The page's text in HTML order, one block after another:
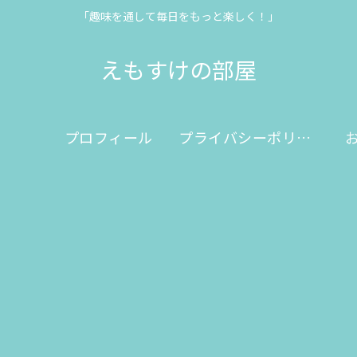
「趣味を通して毎日をもっと楽しく！」
えもすけの部屋
プロフィール プライバシーポリシー